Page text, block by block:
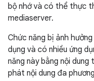
bộ nhớ và có thể thực
mediaserver.
Chức năng bị ảnh
dụng và có nhiều ứng
năng này bằng nội
phát nội dung đa